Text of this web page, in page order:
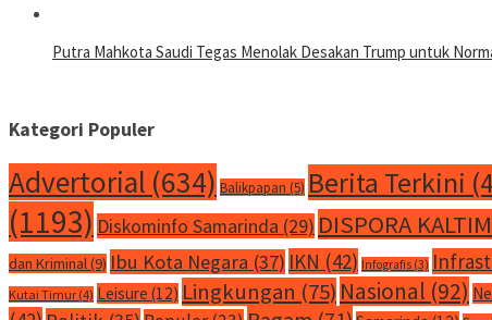
Putra Mahkota Saudi Tegas Menolak Desakan Trump untuk
Kategori Populer
Advertorial (634) Balikpapan (5) Berita Terkini
(1193) Diskominfo Samarinda (29) DISPORA KALTIM
dan Kriminal(9) Ibu Kota Negara (37) IKN (42) Infografis (3)
Kutai Timur (4) Leisure (12) Lingkungan (75) Nasional (92)